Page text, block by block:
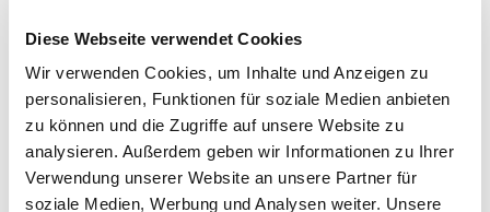
Diese Webseite verwendet Cookies
Wir verwenden Cookies, um Inhalte und Anzeigen zu
personalisieren, Funktionen für soziale Medien anbieten
zu können und die Zugriffe auf unsere Website zu
analysieren. Außerdem geben wir Informationen zu Ihrer
Verwendung unserer Website an unsere Partner für
soziale Medien, Werbung und Analysen weiter. Unsere
Zukunft vorbereitet und bist zum zweiten Mal auf der
Aufgaben.
Das Aufgabenfeld ist hier breit gefächert, ich helfe, wo
ich kann. Ich helfe bei der Warenkontrolle, übernehme
den Pressespiegel oder sitze auch am Empfang. Dazu